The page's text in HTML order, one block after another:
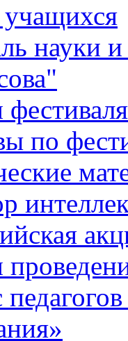
учащихся
науки
фестиваля
по